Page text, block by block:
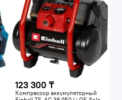
123 300 ₸
Компрессор аккумуляторный